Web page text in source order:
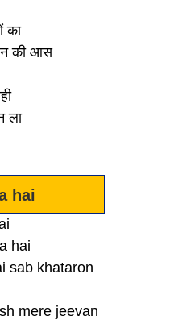
का
की आस
ला
hai
hai
sab khataron
mere jeevan